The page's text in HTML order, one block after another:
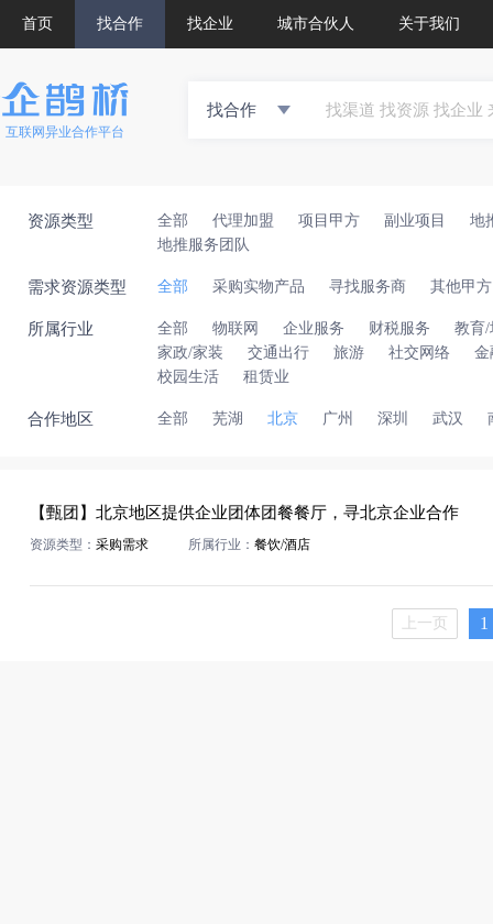
首页 找合作 找企业 城市合伙人 关于我们
互联网异业合作平台
找合作
资源类型 全部 代理加盟 项目甲方 副业项目
地
地推服务团队
需求资源类型 全部 采购实物产品 寻找服务商 其他甲
所属行业 全部 物联网 企业服务 财税服务
教育/
家政/家装
交通出行 旅游 社交网络
金
校园生活
租赁业
合作地区 全部 芜湖 北京 广州 深圳 武汉
【甄团】北京地区提供企业团体团餐餐厅，寻北京企业合作
资源类型： 采购需求 所属行业： 餐饮/酒店
上一页 1